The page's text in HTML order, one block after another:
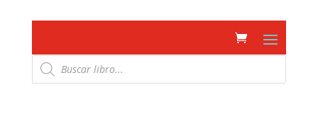
Búsqueda
de
productos